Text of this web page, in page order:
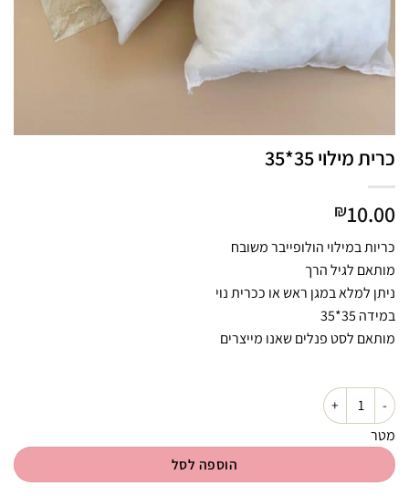
כרית מילוי 35*35
₪10.00
כריות במילוי הולופייבר משובח
מותאם לגיל הרך
ניתן למלא במגן ראש או ככרית נוי
במידה 35*35
מותאם לסט פנלים שאנו מייצרים
כמות של כרית מילוי 35*35
מטר
הוספה לסל